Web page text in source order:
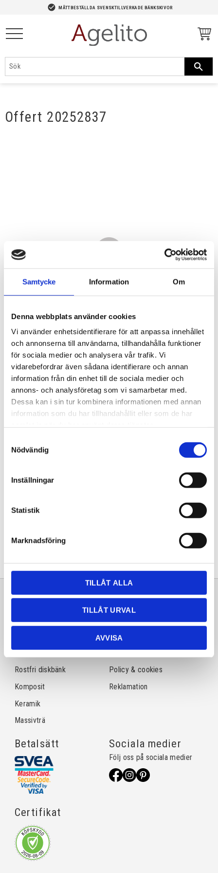
Samtycke Information Om
Denna webbplats använder cookies
Vi använder enhetsidentifierare för att anpassa innehållet
och annonserna till användarna, tillhandahålla funktioner
för sociala medier och analysera vår trafik. Vi
vidarebefordrar även sådana identifierare och annan
information från din enhet till de sociala medier och
annons- och analysföretag som vi samarbetar med.
Dessa kan i sin tur kombinera informationen med annan
information som du har tillhandahållit eller som de har
Nödvändig
Inställningar
Statistik
Marknadsföring
TILLÅT ALLA
TILLÅT URVAL
AVVISA
check_circle MÅTTBESTÄLLDA SVENSKTILLVERKADE BÄNKSKIVOR
Offert 20252837
8 190,00KR
Antal
Lagervara
Artikelnr
20252837
Sortiment
Natursten
Rostfri diskbänk
Komposit
Keramik
Massivträ
Information
Frågor & svar
Köpvillkor
Policy & cookies
Reklamation
Betalsätt
Certifikat
Sociala medier
Följ oss på sociala medier